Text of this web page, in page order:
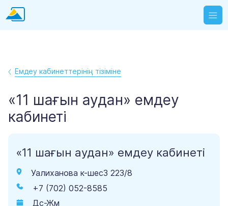
Емдеу кабинеттерінің тізіміне
«11 шағын аудан» емдеу
кабинеті
«11 шағын аудан» емдеу кабинеті
Уалиханова к-шес3 223/8
+7 (702) 052-8585
Дс-Жм